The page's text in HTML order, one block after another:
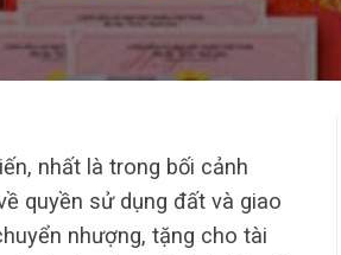
nhất là trong bối cảnh
quyền sử dụng đất và giao
nhượng, tặng cho tài